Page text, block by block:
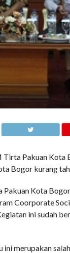
Pakuan Kota
Bogor kurang
Kota
Coorporate
ini sudah
ini merupakan